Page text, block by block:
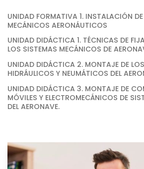
UNIDAD FORMATIVA 1. INSTALACIÓN
MECÁNICOS AERONÁUTICOS
UNIDAD DIDÁCTICA 1. TÉCNICAS DE
LOS SISTEMAS MECÁNICOS DE
UNIDAD DIDÁCTICA 2. MONTAJE DE
HIDRÁULICOS Y NEUMÁTICOS DEL
UNIDAD DIDÁCTICA 3. MONTAJE DE
MÓVILES Y ELECTROMECÁNICOS DE
DEL AERONAVE.